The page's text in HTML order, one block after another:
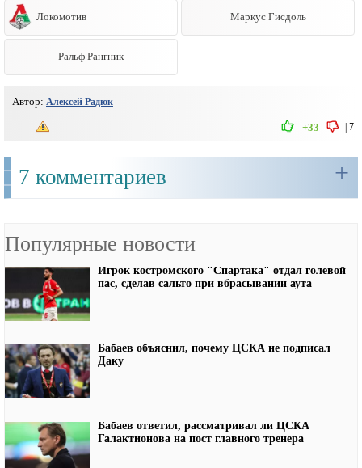
Локомотив Маркус Гисдоль
Ральф Рангник
Автор: Алексей Радюк
7
+33
7 комментариев +
Популярные новости
Игрок костромского "Спартака" отдал голевой
пас, сделав сальто при вбрасывании аута
Бабаев объяснил, почему ЦСКА не подписал
Даку
Бабаев ответил, рассматривал ли ЦСКА
Галактионова на пост главного тренера